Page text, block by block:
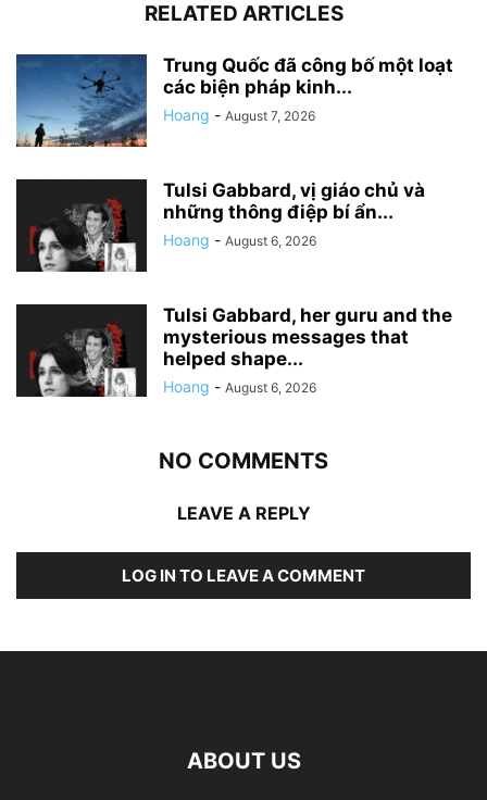
RELATED ARTICLES
Trung Quốc đã công bố một loạt
các biện pháp kinh...
Hoang - August 7, 2026
Tulsi Gabbard, vị giáo chủ và
những thông điệp bí ẩn...
Hoang - August 6, 2026
Tulsi Gabbard, her guru and the
mysterious messages that
helped shape...
Hoang - August 6, 2026
NO COMMENTS
LEAVE A REPLY
LOG IN TO LEAVE A COMMENT
ABOUT US